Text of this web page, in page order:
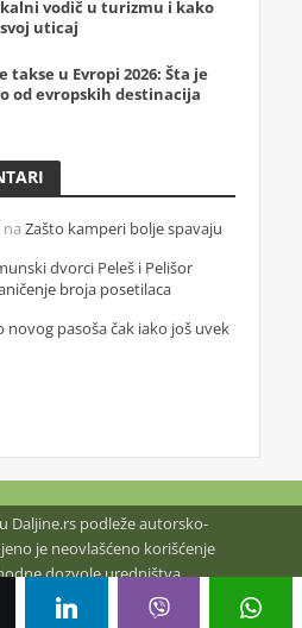
vodič u turizmu i kako
uticaj
takse u Evropi 2026: Šta je
od evropskih destinacija
na Zašto kamperi bolje spavaju
dvorci Peleš i Pelišor
broja posetilaca
novog pasoša čak iako još uvek
Daljine.rs podleže autorsko-
je neovlašćeno korišćenje
dozvole uredništva.